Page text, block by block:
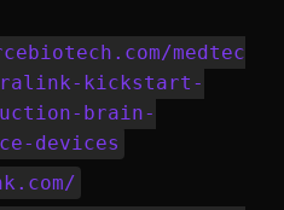
medtec
kickstart-
brain-
devices